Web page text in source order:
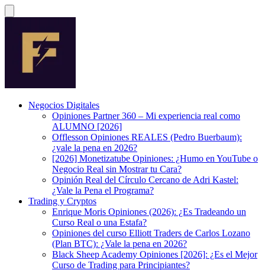
Negocios Digitales
Opiniones Partner 360 – Mi experiencia real como
ALUMNO [2026]
Offlesson Opiniones REALES (Pedro Buerbaum):
¿vale la pena en 2026?
[2026] Monetizatube Opiniones: ¿Humo en YouTube o
Negocio Real sin Mostrar tu Cara?
Opinión Real del Círculo Cercano de Adri Kastel:
¿Vale la Pena el Programa?
Trading y Cryptos
Enrique Moris Opiniones (2026): ¿Es Tradeando un
Curso Real o una Estafa?
Opiniones del curso Elliott Traders de Carlos Lozano
(Plan BTC): ¿Vale la pena en 2026?
Black Sheep Academy Opiniones [2026]: ¿Es el Mejor
Curso de Trading para Principiantes?